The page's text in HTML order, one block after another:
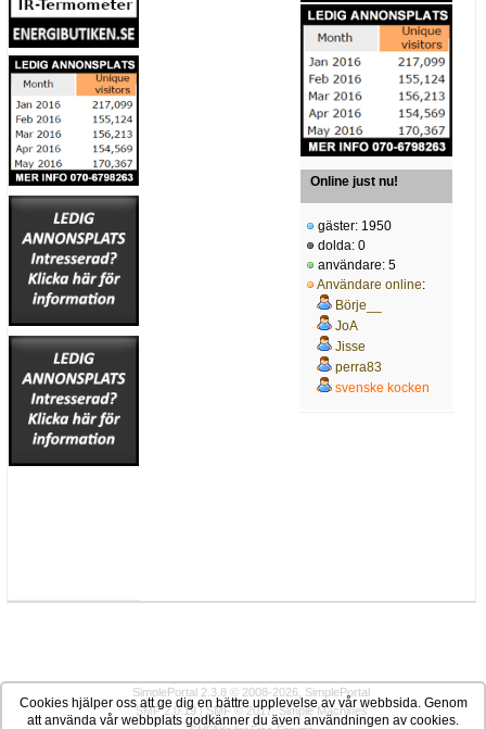
Online just nu!
gäster: 1950
dolda: 0
användare: 5
Användare online:
Börje__
JoA
Jisse
perra83
svenske kocken
SimplePortal 2.3.8 © 2008-2026, SimplePortal
SMF 2.0.19|SMF © 2017,Simple Machines
Cookies hjälper oss att ge dig en bättre upplevelse av vår webbsida. Genom
att använda vår webbplats godkänner du även användningen av cookies.